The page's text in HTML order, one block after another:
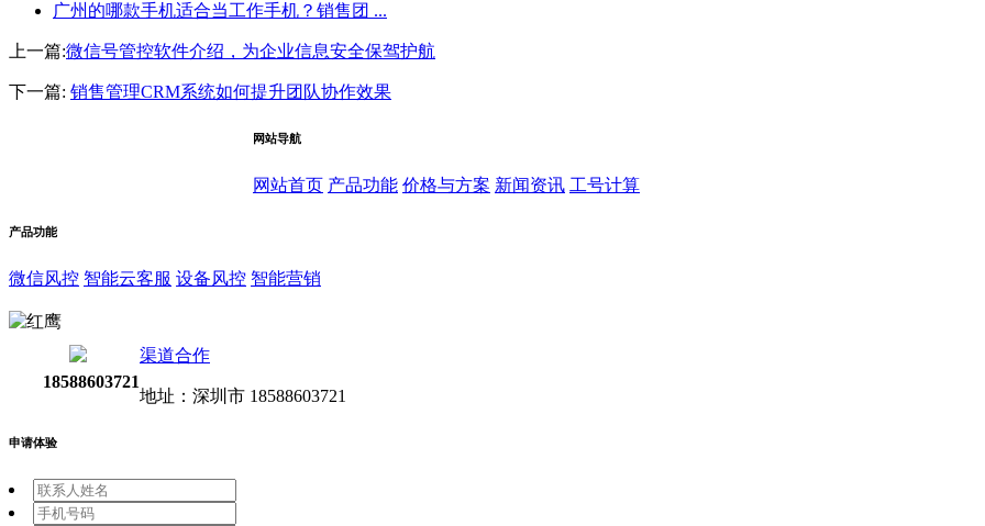
广州的哪款手机适合当工作手机？销售团 ...
上一篇:微信号管控软件介绍，为企业信息安全保驾护航
下一篇: 销售管理CRM系统如何提升团队协作效果
网站导航
网站首页 产品功能 价格与方案 新闻资讯 工号计算
产品功能
微信风控 智能云客服 设备风控 智能营销
18588603721
渠道合作
地址：深圳市 18588603721
申请体验